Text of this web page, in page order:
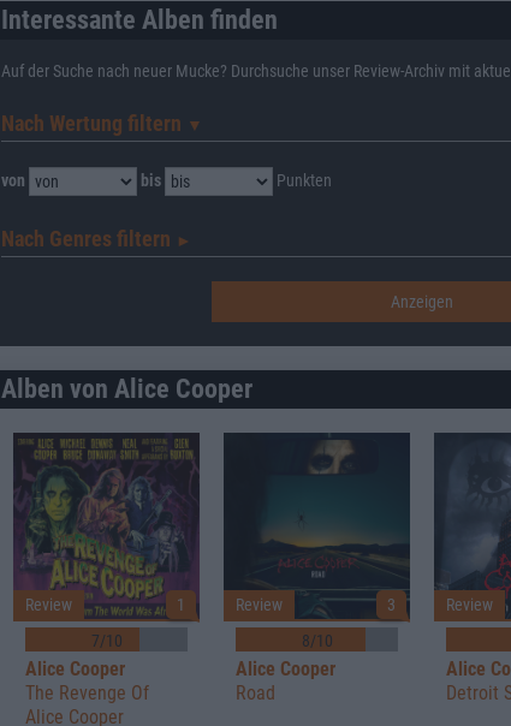
Interessante Alben finden
Auf der Suche nach neuer Mucke? Durchsuche unser Review-Archiv mit aktuell
Nach Wertung filtern ▼︎
von bis Punkten
Nach Genres filtern ►︎
Alben von Alice Cooper
7/10
Review
Alice Cooper
1
The Revenge Of
Alice Cooper
8/10
Review
Alice Cooper
3
Road
Review
Alice
Detroit